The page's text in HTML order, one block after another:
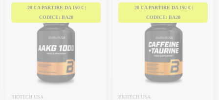
-20 € A PARTIRE DA 150 € |
CODICE: BA20
BIOTECH USA
-20 € A PARTIRE DA 150 € |
CODICE: BA20
BIOTECH USA